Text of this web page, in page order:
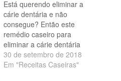
Está querendo eliminar a
cárie dentária e não
consegue? Então este
remédio caseiro para
eliminar a cárie dentária
com certeza vai ajudar
você. Além do mais,
30 de setembro de 2018
Em "Receitas Caseiras"